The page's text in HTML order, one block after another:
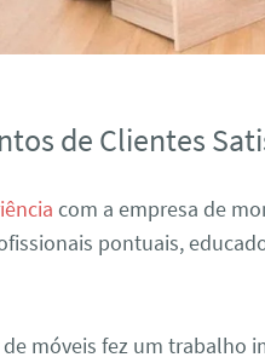
de Clientes
com a empresa de
pontuais,
móveis fez um trabalho